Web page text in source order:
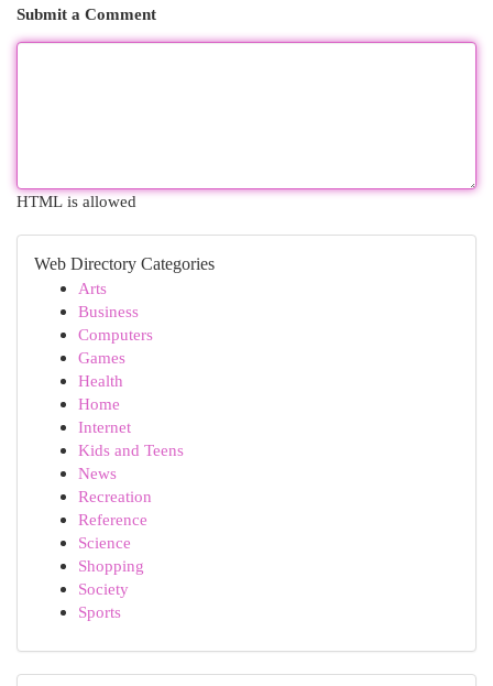
Submit a Comment
HTML is allowed
Web Directory Categories
Arts
Business
Computers
Games
Health
Home
Internet
Kids and Teens
News
Recreation
Reference
Science
Shopping
Society
Sports